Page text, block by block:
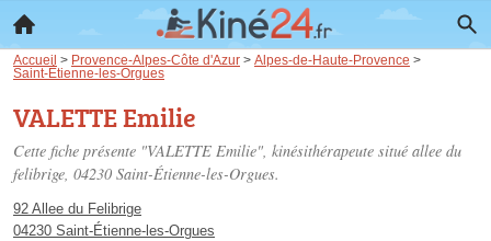
Accueil > Provence-Alpes-Côte d'Azur > Alpes-de-Haute-Provence >
Saint-Étienne-les-Orgues
VALETTE Emilie
Cette fiche présente "VALETTE Emilie", kinésithérapeute situé allee du
felibrige, 04230 Saint-Étienne-les-Orgues.
92 Allee du Felibrige
04230 Saint-Étienne-les-Orgues